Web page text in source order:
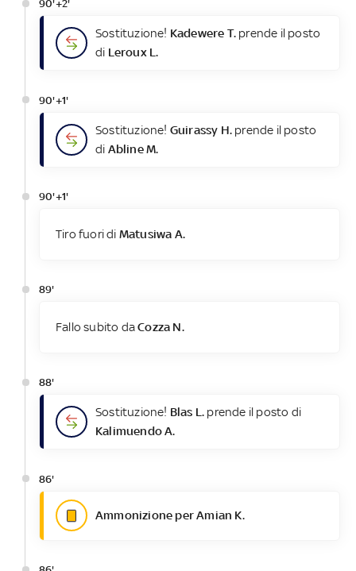
90'+2'
Sostituzione! Kadewere T. prende il posto
di Leroux L.
90'+1'
Sostituzione! Guirassy H. prende il posto
di Abline M.
90'+1'
Tiro fuori di Matusiwa A.
89'
Fallo subito daCozza N.
88'
Sostituzione! Blas L. prende il posto di
Kalimuendo A.
86'
Ammonizione per Amian K.